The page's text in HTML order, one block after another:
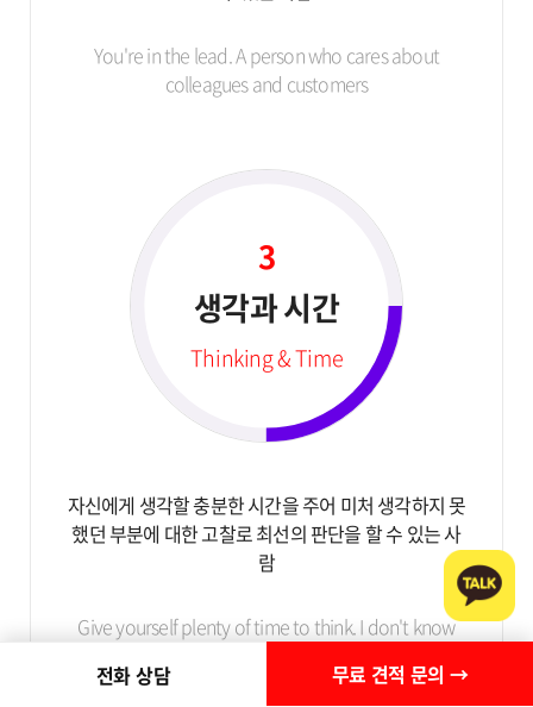
You're in the lead.A person who cares about
colleagues and customers
3
생각과 시간
Thinking & Time
자신에게 생각할 충분한 시간을 주어 미처 생각하지 못
했던부분에 대한 고찰로 최선의 판단을 할 수 있는 사
람
Give yourself plenty of time to think.I don't know
judgment by considering it.
전화 상담 무료 견적 문의 →